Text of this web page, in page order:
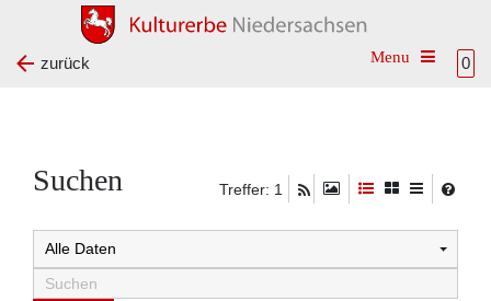
0
Toggle
zurück
Suchen Treffer: 1